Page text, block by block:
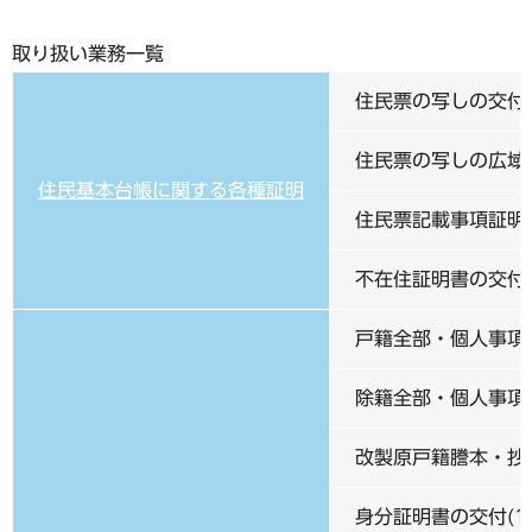
取り扱い業務一覧
住民基本台帳に関する各種証明
住民票の写しの交
住民票の写しの広
住民票記載事項証
不在住証明書の交
戸籍全部・個人事
除籍全部・個人事
改製原戸籍謄本・
身分証明書の交付